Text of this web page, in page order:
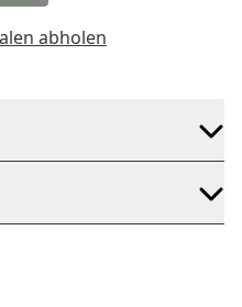
abholen